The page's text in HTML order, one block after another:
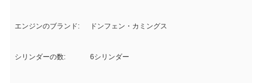
エンジンのブランド: ドンフェン・カミングス
シリンダーの数: 6シリンダー